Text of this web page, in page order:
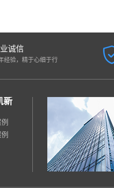
诚信
经验，精于心细于行
新